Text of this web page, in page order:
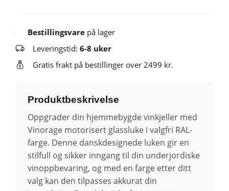
Bestillingsvare på lager
Leveringstid: 6-8 uker
Gratis frakt på bestillinger over 2499 kr.
Produktbeskrivelse
Oppgrader din hjemmebygde vinkjeller med
Vinorage motorisert glassluke i valgfri RAL-
farge. Denne danskdesignede luken gir en
stilfull og sikker inngang til din underjordiske
vinoppbevaring, og med en farge etter ditt
valg kan den tilpasses akkurat din